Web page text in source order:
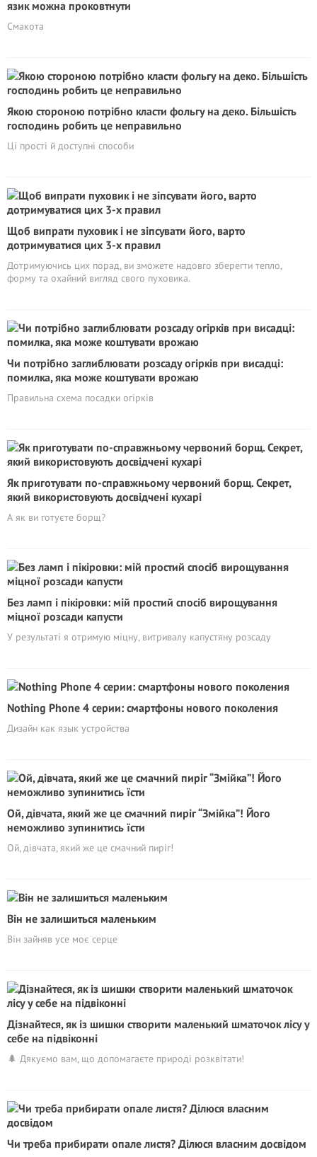
язик можна проковтнути
Смакота
Якою стороною потрібно класти фольгу на деко. Більшість
господинь робить це неправильно
Ці прості й доступні способи
Щоб випрати пуховик і не зіпсувати його, варто
дотримуватися цих 3-х правил
Дотримуючись цих порад, ви зможете надовго зберегти тепло,
форму та охайний вигляд свого пуховика.
Чи потрібно заглиблювати розсаду огірків при висадці:
помилка, яка може коштувати врожаю
Правильна схема посадки огірків
Як приготувати по-справжньому червоний борщ. Секрет,
який використовують досвідчені кухарі
А як ви готуєте борщ?
Без ламп і пікіровки: мій простий спосіб вирощування
міцної розсади капусти
У результаті я отримую міцну, витривалу капустяну розсаду
Nothing Phone 4 серии: смартфоны нового поколения
Дизайн как язык устройства
Ой, дівчата, який же це смачний пиріг “Змійка”! Його
неможливо зупинитись їсти
Ой, дівчата, який же це смачний пиріг!
Він не залишиться маленьким
Він зайняв усе моє серце
Дізнайтеся, як із шишки створити маленький шматочок лісу у
себе на підвіконні
🌲 Дякуємо вам, що допомагаєте природі розквітати!
Чи треба прибирати опале листя? Дiлюся власним досвідом